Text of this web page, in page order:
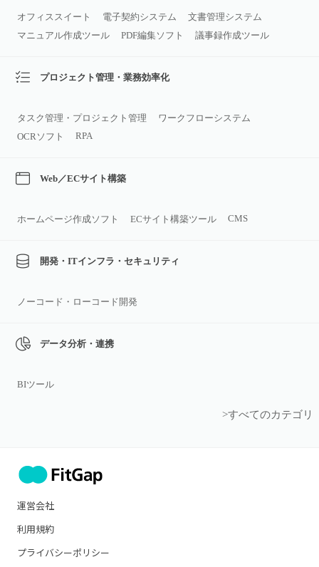
オフィススイート 電子契約システム
文書管理システム
マニュアル作成ツール
PDF編集ソフト 議事録作成ツール
プロジェクト管理・業務効率化
タスク管理・プロジェクト管理
ワークフローシステム
OCRソフト
RPA
Web／ECサイト構築
ホームページ作成ソフト ECサイト構築ツール CMS
開発・ITインフラ・セキュリティ
ノーコード・ローコード開発
データ分析・連携
BIツール
>すべてのカテゴリ
運営会社
利用規約
プライバシーポリシー